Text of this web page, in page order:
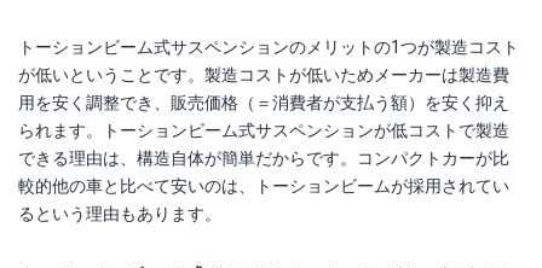
トーションビーム式サスペンションのメリットの1つが製造コスト
が低いということです。製造コストが低いためメーカーは製造費
用を安く調整でき、販売価格（＝消費者が支払う額）を安く抑え
られます。トーションビーム式サスペンションが低コストで製造
できる理由は、構造自体が簡単だからです。コンパクトカーが比
較的他の車と比べて安いのは、トーションビームが採用されてい
るという理由もあります。